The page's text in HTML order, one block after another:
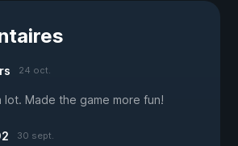
24 oct.
lot. Made the game more fun!
30 sept.